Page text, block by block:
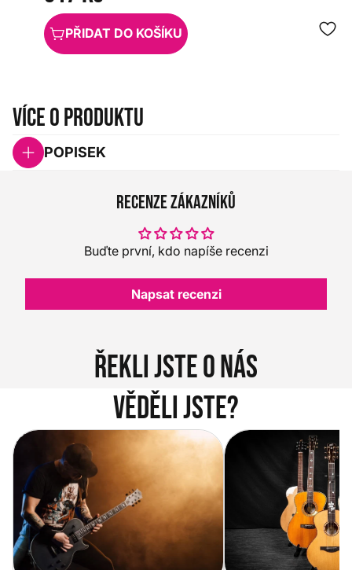
PŘIDAT DO KOŠÍKU
Více o produktu
POPISEK
Recenze zákazníků
Buďte první, kdo napíše recenzi
Napsat recenzi
Řekli jste o nás
Věděli jste?
Vítejte na novém e-shopu Music
City
Jak vybrat